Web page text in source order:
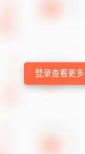
登录查看更多